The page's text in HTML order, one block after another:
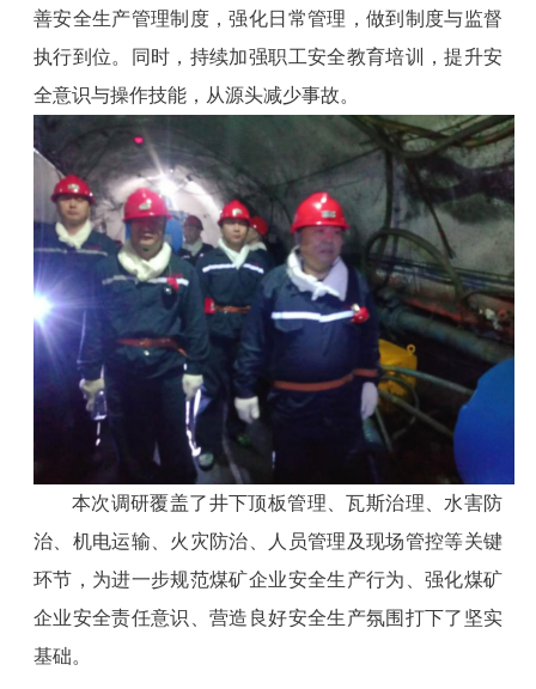
善安全生产管理制度，强化日常管理，做到制度与监督
执行到位。同时，持续加强职工安全教育培训，提升安
全意识与操作技能，从源头减少事故。
本次调研覆盖了井下顶板管理、瓦斯治理、水害防
治、机电运输、火灾防治、人员管理及现场管控等关键
环节，为进一步规范煤矿企业安全生产行为、强化煤矿
企业安全责任意识、营造良好安全生产氛围打下了坚实
基础。